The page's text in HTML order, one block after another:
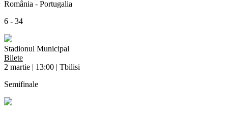
România - Portugalia
6 - 34
Stadionul Municipal
Bilete
2 martie | 13:00 | Tbilisi
Semifinale